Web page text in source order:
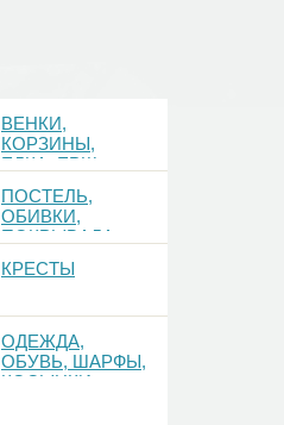
ВЕНКИ,
КОРЗИНЫ,
ЕЛКА, ЕРШ,
ПОСТЕЛЬ,
ОБИВКИ,
ПОКРЫВАЛА
КРЕСТЫ
ОДЕЖДА,
ОБУВЬ, ШАРФЫ,
КОСЫНКИ